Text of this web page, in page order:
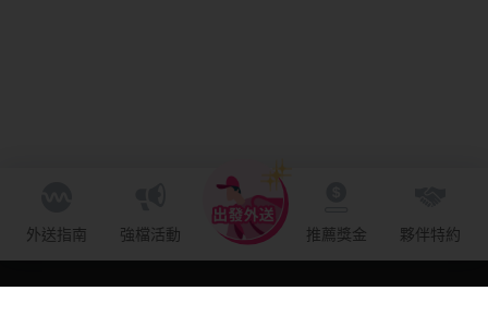
外送指南 強檔活動 推薦獎金 夥伴特約